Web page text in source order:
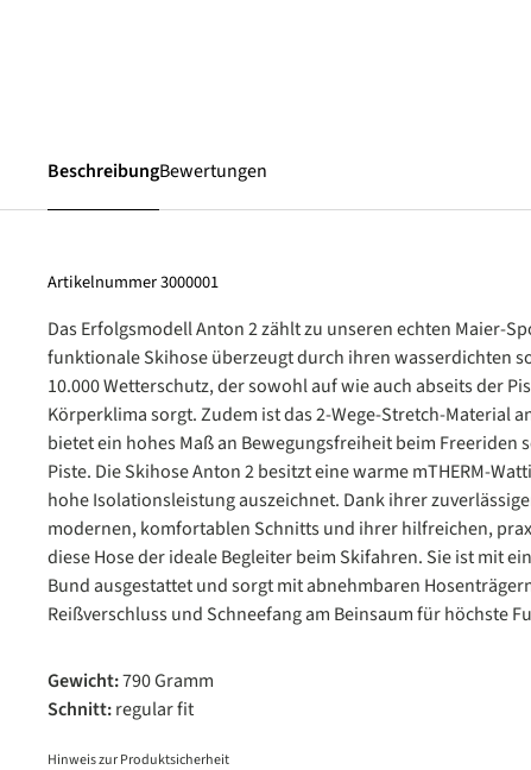
BeschreibungBewertungen
Artikelnummer3000001
Das Erfolgsmodell Anton 2 zählt zu unseren echten Maier-
funktionale Skihose überzeugt durch ihren wasserdichten
10.000 Wetterschutz, der sowohl auf wie auch abseits der
Körperklima sorgt. Zudem ist das 2-Wege-Stretch-Material
bietet ein hohes Maß an Bewegungsfreiheit beim Freeriden
Piste. Die Skihose Anton 2 besitzt eine warme mTHERM-
hohe Isolationsleistung auszeichnet. Dank ihrer
modernen, komfortablen Schnitts und ihrer hilfreichen,
diese Hose der ideale Begleiter beim Skifahren. Sie ist mit
Bund ausgestattet und sorgt mit abnehmbaren
Reißverschluss und Schneefang am Beinsaum für höchste
Gewicht:790 Gramm
Schnitt:regular fit
Hinweis zur Produktsicherheit